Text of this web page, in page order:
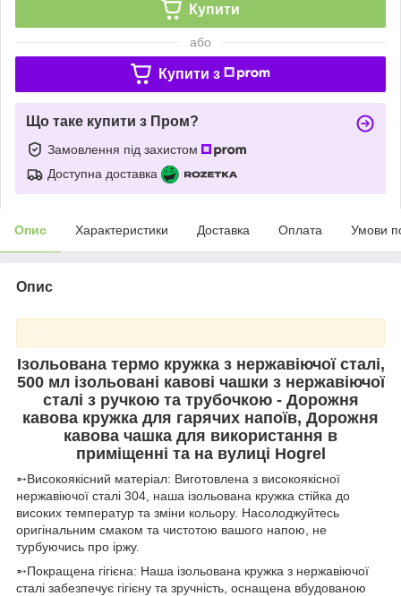
Купити
або
Купити з
Що таке купити з Пром?
Замовлення під захистом
Доступна доставка
Опис Характеристики Доставка Оплата Умови
Опис
Ізольована термо кружка з нержавіючої сталі,
500 мл ізольовані кавові чашки з нержавіючої
сталі з ручкою та трубочкою - Дорожня
кавова кружка для гарячих напоїв, Дорожня
кавова чашка для використання в
приміщенні та на вулиці Hogrel
➵Високоякісний матеріал: Виготовлена з високоякісної
нержавіючої сталі 304, наша ізольована кружка стійка до
високих температур та зміни кольору. Насолоджуйтесь
оригінальним смаком та чистотою вашого напою, не
турбуючись про іржу.
➵Покращена гігієна: Наша ізольована кружка з нержавіючої
сталі забезпечує гігієну та зручність, оснащена вбудованою